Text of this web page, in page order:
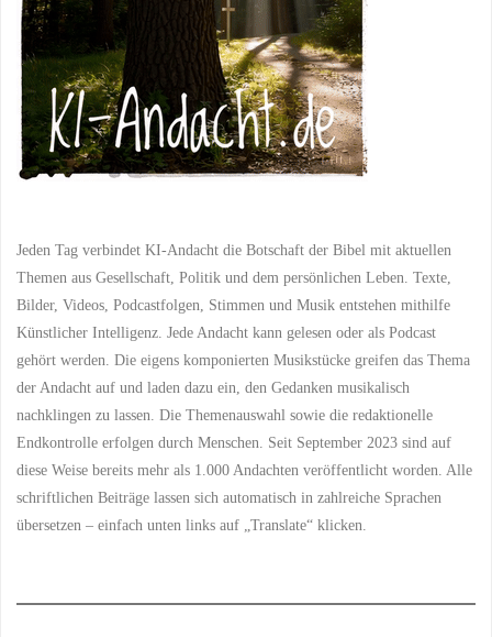
Die
Geschichte
der
Witwe
ihrer
zwei
Jeden Tag verbindet KI-Andacht die Botschaft der Bibel mit aktuellen
Themen aus Gesellschaft, Politik und dem persönlichen Leben. Texte,
Bilder, Videos, Podcastfolgen, Stimmen und Musik entstehen mithilfe
Künstlicher Intelligenz. Jede Andacht kann gelesen oder als Podcast
gehört werden. Die eigens komponierten Musikstücke greifen das Thema
der Andacht auf und laden dazu ein, den Gedanken musikalisch
nachklingen zu lassen. Die Themenauswahl sowie die redaktionelle
Endkontrolle erfolgen durch Menschen. Seit September 2023 sind auf
diese Weise bereits mehr als 1.000 Andachten veröffentlicht worden. Alle
schriftlichen Beiträge lassen sich automatisch in zahlreiche Sprachen
übersetzen – einfach unten links auf „Translate“ klicken.